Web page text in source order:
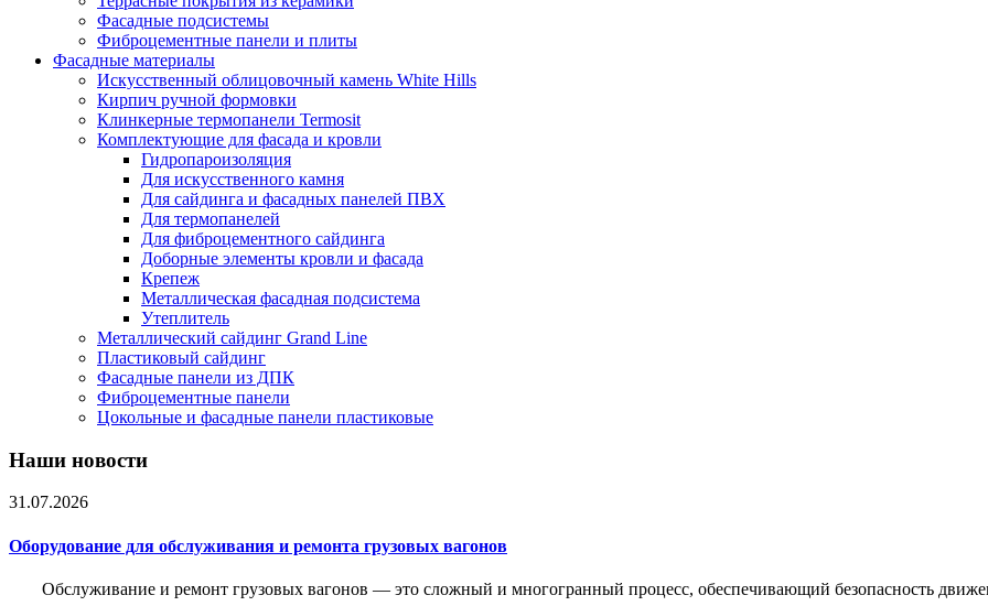
Фасадные подсистемы
Фиброцементные панели и плиты
Фасадные материалы
Искусственный облицовочный камень White Hills
Кирпич ручной формовки
Клинкерные термопанели Termosit
Комплектующие для фасада и кровли
Гидропароизоляция
Для искусственного камня
Для сайдинга и фасадных панелей ПВХ
Для термопанелей
Для фиброцементного сайдинга
Доборные элементы кровли и фасада
Крепеж
Металлическая фасадная подсистема
Утеплитель
Металлический сайдинг Grand Line
Пластиковый сайдинг
Фасадные панели из ДПК
Фиброцементные панели
Цокольные и фасадные панели пластиковые
Наши новости
31.07.2026
Оборудование для обслуживания и ремонта грузовых вагонов
Обслуживание и ремонт грузовых вагонов — это сложный и многогранный процесс, обеспечивающий безопасность